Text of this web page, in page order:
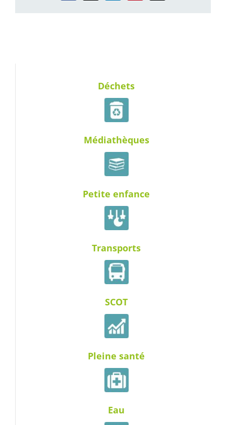
Déchets
Médiathèques
Petite enfance
Transports
SCOT
Pleine santé
Eau